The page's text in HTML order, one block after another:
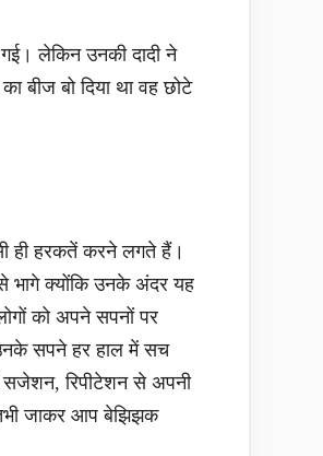
लेकिन उनकी दादी ने
बीज बो दिया था वह छोटे
ही हरकतें करने लगते हैं।
भागे क्योंकि उनके अंदर यह
को अपने सपनों पर
सपने हर हाल में सच
सजेशन, रिपीटेशन से अपनी
जाकर आप बेझिझक